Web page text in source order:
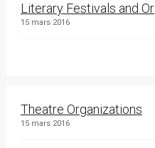
Literary Festivals and
15 mars 2016
Theatre Organizations
15 mars 2016